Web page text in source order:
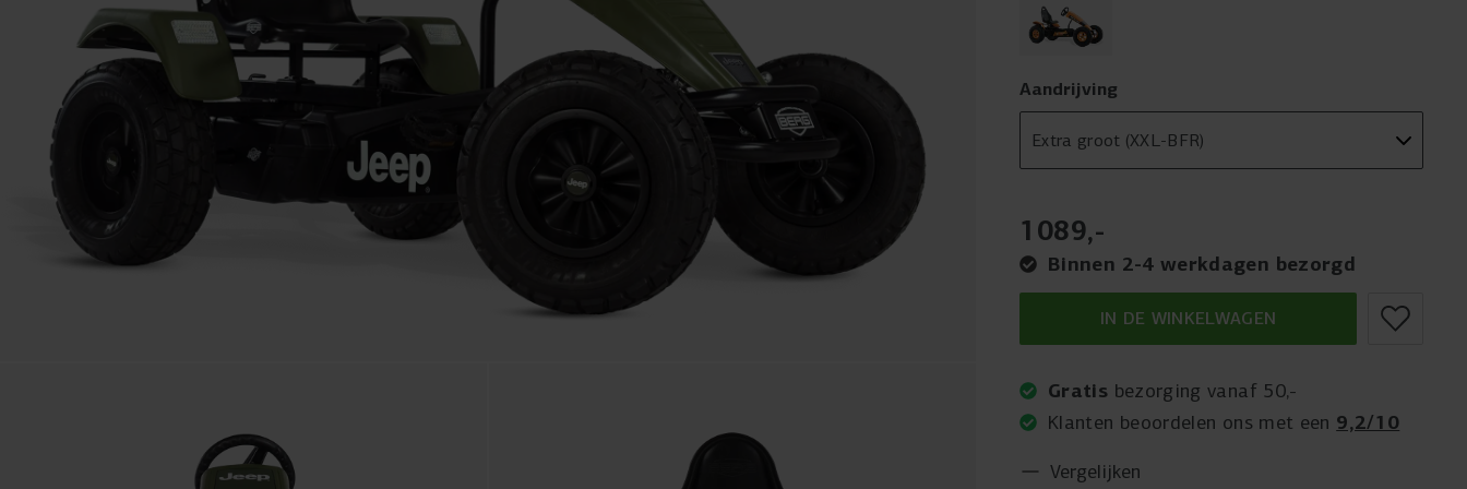
Aandrijving
1089,-
Binnen 2-4 werkdagen bezorgd
IN DE WINKELWAGEN
Gratis bezorging vanaf 50,-
Klanten beoordelen ons met een 9,2/10
Vergelijken